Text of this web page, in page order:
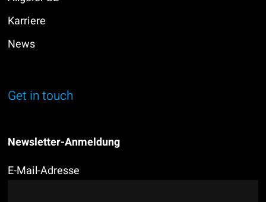
Karriere
News
Get in touch
Newsletter-Anmeldung
E-Mail-Adresse